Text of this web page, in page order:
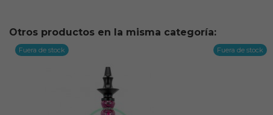
Otros productos en la misma categoría:
Fuera de stock Fuera de stock